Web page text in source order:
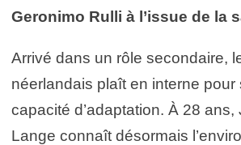
Geronimo Rulli à l’issue de la
Arrivé dans un rôle secondaire,
néerlandais plaît en interne pour
capacité d’adaptation. À 28 ans,
Lange connaît désormais